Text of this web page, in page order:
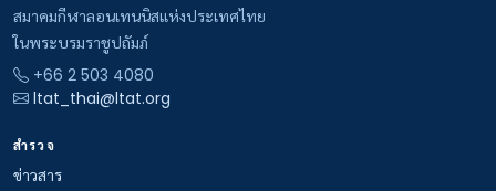
สมาคมกีฬาลอนเทนนิสแห่งประเทศไทย
ในพระบรมราชูปถัมภ์
+66 2 503 4080
ltat_thai@ltat.org
สำรวจ
ข่าวสาร